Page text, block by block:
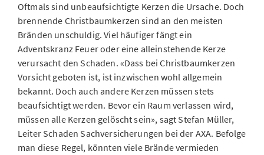
Oftmals sind unbeaufsichtigte Kerzen die Ursache. Doch
brennende Christbaumkerzen sind an den meisten
Bränden unschuldig. Viel häufiger fängt ein
Adventskranz Feuer oder eine alleinstehende Kerze
verursacht den Schaden. «Dass bei Christbaumkerzen
Vorsicht geboten ist, ist inzwischen wohl allgemein
bekannt. Doch auch andere Kerzen müssen stets
beaufsichtigt werden. Bevor ein Raum verlassen wird,
müssen alle Kerzen gelöscht sein», sagt Stefan Müller,
Leiter Schaden Sachversicherungen bei der AXA. Befolge
man diese Regel, könnten viele Brände vermieden